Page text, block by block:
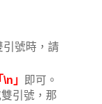
引號時，請
\n」
即可。
引號，那